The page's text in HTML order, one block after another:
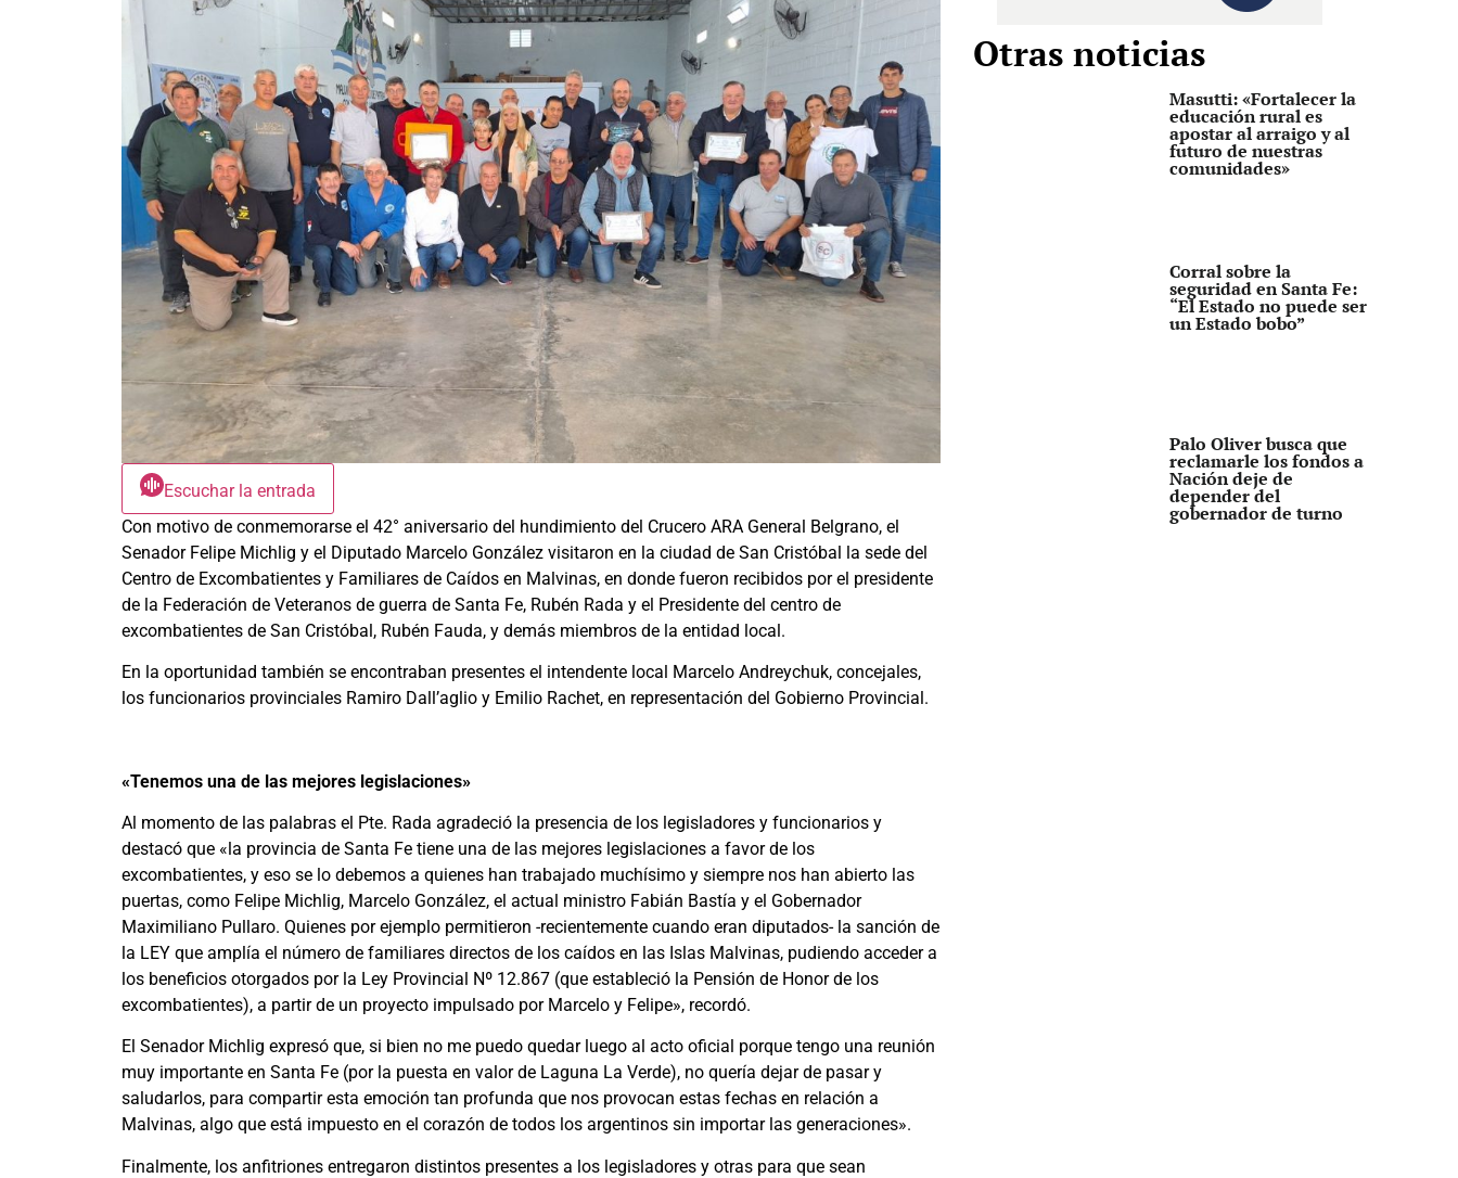
Escuchar la entrada
Con motivo de conmemorarse el 42° aniversario del hundimiento del Crucero ARA General Belgrano, el
Senador Felipe Michlig y el Diputado Marcelo González visitaron en la ciudad de San Cristóbal la sede del
Centro de Excombatientes y Familiares de Caídos en Malvinas, en donde fueron recibidos por el presidente
de la Federación de Veteranos de guerra de Santa Fe, Rubén Rada y el Presidente del centro de
excombatientes de San Cristóbal, Rubén Fauda, y demás miembros de la entidad local.
En la oportunidad también se encontraban presentes el intendente local Marcelo Andreychuk, concejales,
los funcionarios provinciales Ramiro Dall’aglio y Emilio Rachet, en representación del Gobierno Provincial.
«Tenemos una de las mejores legislaciones»
Al momento de las palabras el Pte. Rada agradeció la presencia de los legisladores y funcionarios y
destacó que «la provincia de Santa Fe tiene una de las mejores legislaciones a favor de los
excombatientes, y eso se lo debemos a quienes han trabajado muchísimo y siempre nos han abierto las
puertas, como Felipe Michlig, Marcelo González, el actual ministro Fabián Bastía y el Gobernador
Maximiliano Pullaro. Quienes por ejemplo permitieron -recientemente cuando eran diputados- la sanción de
la LEY que amplía el número de familiares directos de los caídos en las Islas Malvinas, pudiendo acceder a
los beneficios otorgados por la Ley Provincial Nº 12.867 (que estableció la Pensión de Honor de los
excombatientes), a partir de un proyecto impulsado por Marcelo y Felipe», recordó.
El Senador Michlig expresó que, si bien no me puedo quedar luego al acto oficial porque tengo una reunión
muy importante en Santa Fe (por la puesta en valor de Laguna La Verde), no quería dejar de pasar y
saludarlos, para compartir esta emoción tan profunda que nos provocan estas fechas en relación a
Malvinas, algo que está impuesto en el corazón de todos los argentinos sin importar las generaciones».
Finalmente, los anfitriones entregaron distintos presentes a los legisladores y otras para que sean
Otras noticias
Masutti: «Fortalecer la
educación rural es
apostar al arraigo y al
futuro de nuestras
comunidades»
Corral sobre la
seguridad en Santa Fe:
“El Estado no puede ser
un Estado bobo”
Palo Oliver busca que
reclamarle los fondos a
Nación deje de
depender del
gobernador de turno